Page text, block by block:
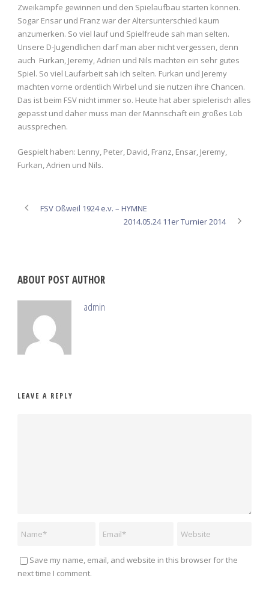
Zweikämpfe gewinnen und den Spielaufbau starten können.
Sogar Ensar und Franz war der Altersunterschied kaum
anzumerken. So viel lauf und Spielfreude sah man selten.
Unsere D-Jugendlichen darf man aber nicht vergessen, denn
auch Furkan, Jeremy, Adrien und Nils machten ein sehr gutes
Spiel. So viel Laufarbeit sah ich selten. Furkan und Jeremy
machten vorne ordentlich Wirbel und sie nutzen ihre Chancen.
Das ist beim FSV nicht immer so. Heute hat aber spielerisch alles
gepasst und daher muss man der Mannschaft ein großes Lob
aussprechen.
Gespielt haben: Lenny, Peter, David, Franz, Ensar, Jeremy,
Furkan, Adrien und Nils.
FSV Oßweil 1924 e.v. – HYMNE
2014.05.24 11er Turnier 2014
ABOUT POST AUTHOR
admin
LEAVE A REPLY
Save my name, email, and website in this browser for the
next time I comment.